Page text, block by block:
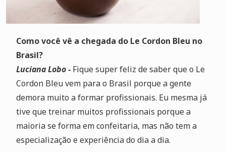
Como você vê a chegada do Le Cordon Bleu no
Brasil?
Luciana Lobo - Fique super feliz de saber que o Le
Cordon Bleu vem para o Brasil porque a gente
demora muito a formar profissionais. Eu mesma já
tive que treinar muitos profissionais porque a
maioria se forma em confeitaria, mas não tem a
especialização e experiência do dia a dia.